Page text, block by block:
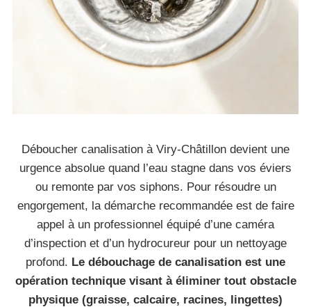
Déboucher canalisation à Viry-Châtillon devient une
urgence absolue quand l’eau stagne dans vos éviers
ou remonte par vos siphons. Pour résoudre un
engorgement, la démarche recommandée est de faire
appel à un professionnel équipé d’une caméra
d’inspection et d’un hydrocureur pour un nettoyage
profond. Le débouchage de canalisation est une
opération technique visant à éliminer tout obstacle
physique (graisse, calcaire, racines, lingettes)